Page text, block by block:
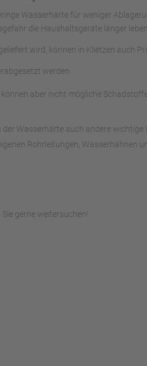
Wasserhärte für weniger
die Haushaltsgeräte länger leben.
wird, können in Klietzen auch
werden.
aber nicht mögliche
Wasserhärte auch andere
Rohrleitungen, Wasserhähnen
gerne weitersuchen!